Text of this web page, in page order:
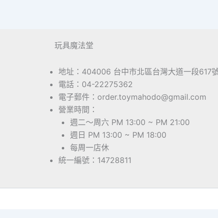
玩具魔法堂
地址：404006 台中市北區台灣大道一段617
電話：04-22275362
電子郵件：order.toymahodo@gmail.com
營業時間：
週二～周六 PM 13:00 ~ PM 21:00
週日 PM 13:00 ~ PM 18:00
每周一店休
統一編號：14728811